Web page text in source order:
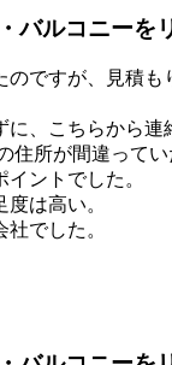
バルコニーを
のですが、見積も
に、こちらから連
住所が間違って
ントでした。
は高い。
でした。